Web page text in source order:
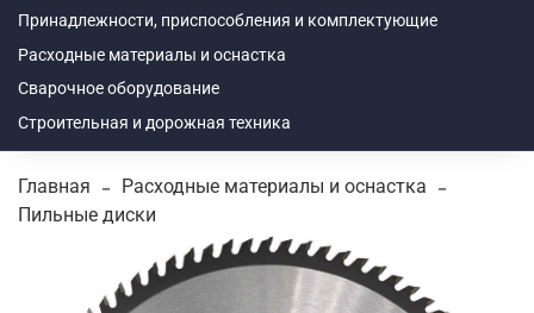
Принадлежности, приспособления и комплектующие
Расходные материалы и оснастка
Сварочное оборудование
Строительная и дорожная техника
Главная
Расходные материалы и оснастка
Пильные диски